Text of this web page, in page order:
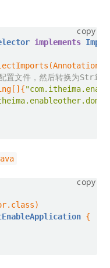
copy
implements
置文件，然后转换为
copy